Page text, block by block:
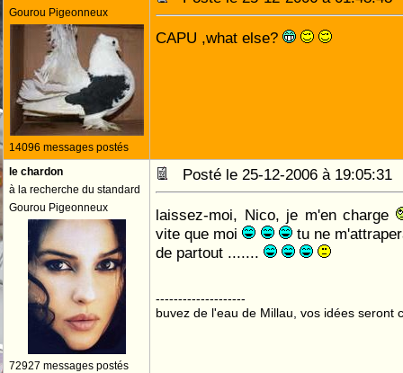
Gourou Pigeonneux
14096 messages postés
CAPU ,what else?
le chardon
à la recherche du standard
Gourou Pigeonneux
72927 messages postés
Posté le 25-12-2006 à
laissez-moi, Nico, je m'en charge
vite que moi
tu ne
de partout .......
--------------------
buvez de l'eau de Millau, vos idées seront